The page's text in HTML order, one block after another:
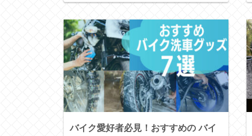
バイク愛好者必見！おすすめの バイ